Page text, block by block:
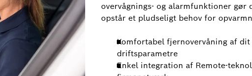
overvågnings- og alarmfunktioner
opstår et pludseligt behov for
Komfortabel fjernovervåning af
driftsparametre
Enkel integration af Remote-